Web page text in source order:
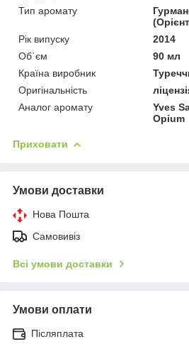
Тип аромату
Рік випуску
2014
Об`єм
90 мл
Країна виробник
Оригінальність
Аналог аромату
Yves
Opium
Приховати
Умови доставки
Нова Пошта
Самовивіз
Всі умови доставки
Умови оплати
Післяплата